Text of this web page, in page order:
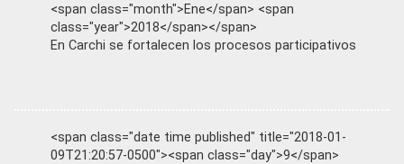
<span class="month">Ene</span> <span
class="year">2018</span></span>
En Carchi se fortalecen los procesos participativos
<span class="date time published" title="2018-01-
09T21:20:57-0500"><span class="day">9</span>